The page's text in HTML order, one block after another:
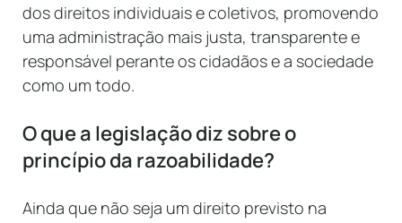
dos direitos individuais e coletivos, promovendo
uma administração mais justa, transparente e
responsável perante os cidadãos e a sociedade
como um todo.
O que a legislação diz sobre o
princípio da razoabilidade?
Ainda que não seja um direito previsto na